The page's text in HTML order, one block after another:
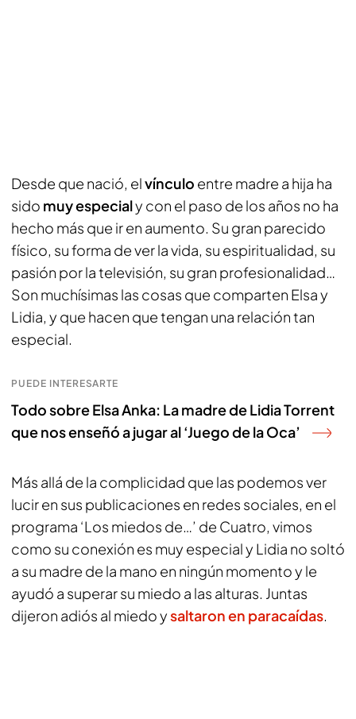
Desde que nació, elvínculo entre madre a hija ha
sido muy especialy con el paso de los años no ha
hecho más que ir en aumento. Su gran parecido
físico, su forma de ver la vida, su espiritualidad, su
pasión por la televisión, su gran profesionalidad…
Son muchísimas las cosas que comparten Elsa y
Lidia, y que hacen que tengan una relación tan
especial.
PUEDE INTERESARTE
Todo sobre Elsa Anka: La madre de Lidia Torrent
que nos enseñó a jugar al ‘Juego de la Oca’
Más allá de la complicidad que las podemos ver
lucir en sus publicaciones en redes sociales, en el
programa ‘Los miedos de…’ de Cuatro, vimos
como su conexión es muy especial y Lidia no soltó
a su madre de la mano en ningún momento y le
ayudó a superar su miedo a las alturas. Juntas
dijeron adiós al miedo ysaltaron en paracaídas.